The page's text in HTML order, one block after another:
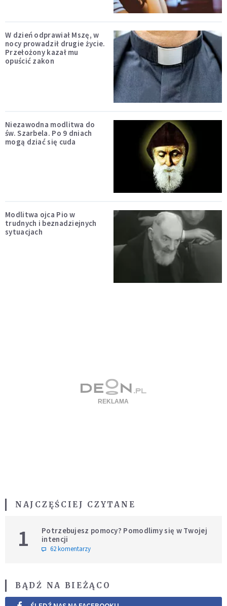
W dzień odprawiał Mszę, w
nocy prowadził drugie życie.
Przełożony kazał mu
opuścić zakon
Niezawodna modlitwa do
św. Szarbela. Po 9 dniach
mogą dziać się cuda
Modlitwa ojca Pio w
trudnych i beznadziejnych
sytuacjach
NAJCZĘŚCIEJ CZYTANE
1
Potrzebujesz pomocy? Pomodlimy się w Twojej
intencji
62 komentarzy
BĄDŹ NA BIEŻĄCO